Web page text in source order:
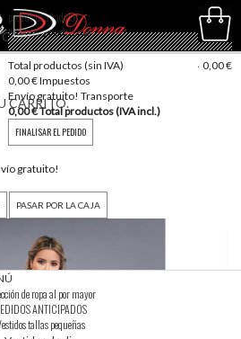
vacío
productos añadidos
No hay productos
Total productos (sin IVA)
0,00 €
0,00 €Impuestos
Envío gratuito! Transporte
0,00 €Total productos (IVA incl.)
FINALISAR EL PEDIDO
COȘ
CARRITO.
gratuito!
PASAR POR LA CAJA
de ropa al por mayor
ANTICIPADOS
tallas pequeñas